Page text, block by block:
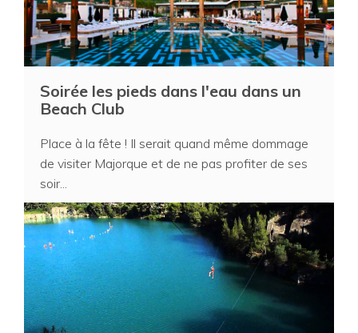
Soirée les pieds dans l'eau dans un
Beach Club
Place à la fête ! Il serait quand même dommage
de visiter Majorque et de ne pas profiter de ses
soir...